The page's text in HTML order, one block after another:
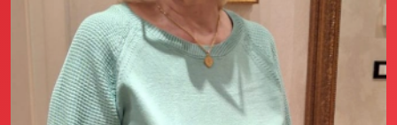
Annunci Donne
Agenzia matrimoniale Club di Più
Love Notebook